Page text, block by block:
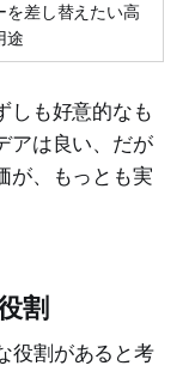
を差し替えたい高
途
しも好意的なも
アは良い、だが
が、もっとも実
割
役割があると考